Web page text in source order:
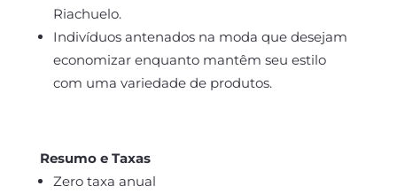
Riachuelo.
Indivíduos antenados na moda que desejam
economizar enquanto mantêm seu estilo
com uma variedade de produtos.
Resumo e Taxas
Zero taxa anual